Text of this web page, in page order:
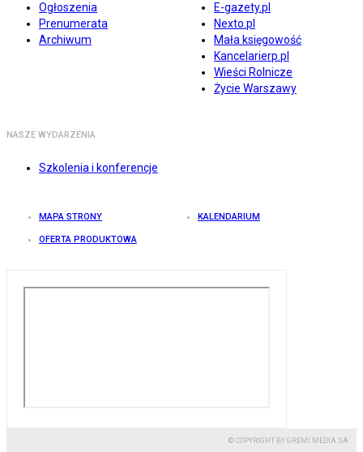
Ogłoszenia
Prenumerata
Archiwum
E-gazety.pl
Nexto.pl
Mała księgowość
Kancelarierp.pl
Wieści Rolnicze
Życie Warszawy
NASZE WYDARZENIA
Szkolenia i konferencje
MAPA STRONY KALENDARIUM
OFERTA PRODUKTOWA
© COPYRIGHT BY GREMI MEDIA SA